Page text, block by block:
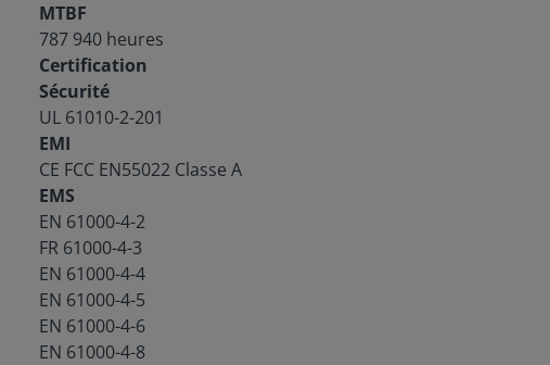
MTBF
787 940 heures
Certification
Sécurité
UL 61010-2-201
EMI
CE FCC EN55022 Classe A
EMS
EN 61000-4-2
FR 61000-4-3
EN 61000-4-4
EN 61000-4-5
EN 61000-4-6
EN 61000-4-8